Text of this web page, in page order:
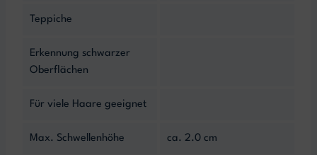
Teppiche
Erkennung schwarzer
Oberflächen
Für viele Haare geeignet
Max. Schwellenhöhe ca. 2.0 cm